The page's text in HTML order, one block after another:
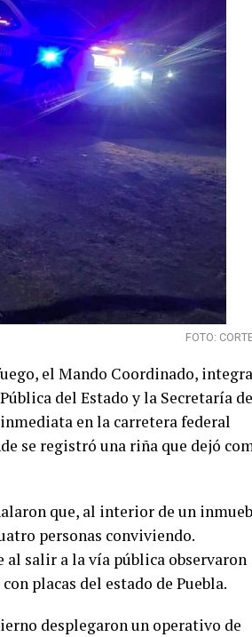
FOTO:
el Mando Coordinado,
del Estado y la Secretaría de
en la carretera federal
se registró una riña que dejó
que, al interior de un
personas conviviendo.
al salir a la vía pública observaron
placas del estado de Puebla.
desplegaron un operativo de